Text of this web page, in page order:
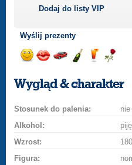
Dodaj do listyVIP
Wyślij prezenty
uśmiech
buziakasamochodem
szampana
drinka
różę
Wygląd & charakter
Stosunek do palenia:
Alkohol:
Wzrost:
180
Figura: